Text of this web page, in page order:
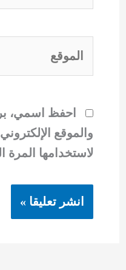
احفظ اسمي،
والموقع
لاستخدامها المرة